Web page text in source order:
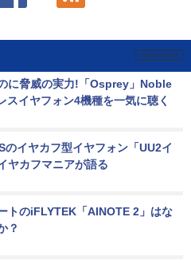
に脅威の実力!「Osprey」Noble
イヤフォン4機種を一気に聴く
のイヤカフ型イヤフォン「UU2イ
ヤカフマニアが語る
トのiFLYTEK「AINOTE 2」はな
？